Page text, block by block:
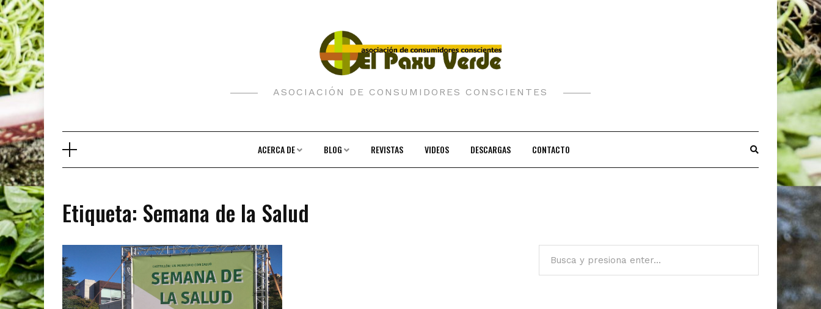
Saltar
al
contenido
ASOCIACIÓN DE CONSUMIDORES CONSCIENTES
ACERCA DE BLOG REVISTAS VIDEOS DESCARGAS CONTACTO
Etiqueta: Semana de la Salud